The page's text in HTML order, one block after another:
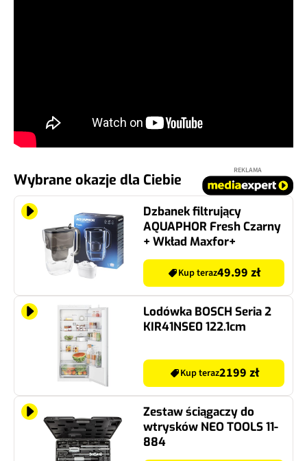
Wybrane okazje dla Ciebie
REKLAMA
Dzbanek filtrujący
AQUAPHOR Fresh Czarny
+ Wkład Maxfor+
Kup teraz49.99 zł
Lodówka BOSCH Seria 2
KIR41NSE0 122.1cm
Kup teraz2199 zł
Zestaw ściągaczy do
wtrysków NEO TOOLS 11-
884